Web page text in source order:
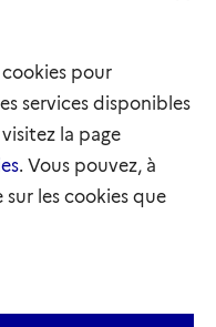
pour
services disponibles
la page
. Vous pouvez, à
les cookies que